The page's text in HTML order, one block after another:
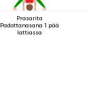
Prasarita
Padottanasana 1 pää
lattiassa